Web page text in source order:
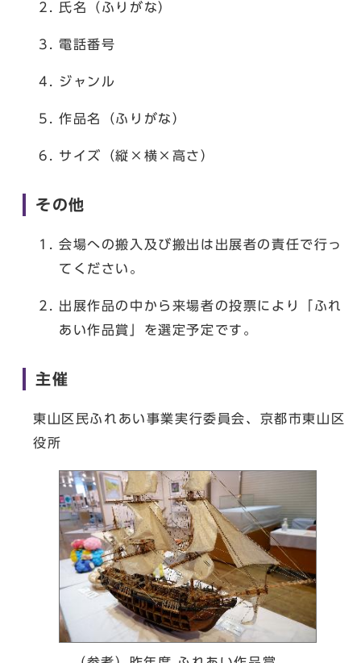
氏名（ふりがな）
電話番号
ジャンル
作品名（ふりがな）
サイズ（縦×横×高さ）
その他
会場への搬入及び搬出は出展者の責任で行っ
てください。
出展作品の中から来場者の投票により「ふれ
あい作品賞」を選定予定です。
主催
東山区民ふれあい事業実行委員会、京都市東山区
役所